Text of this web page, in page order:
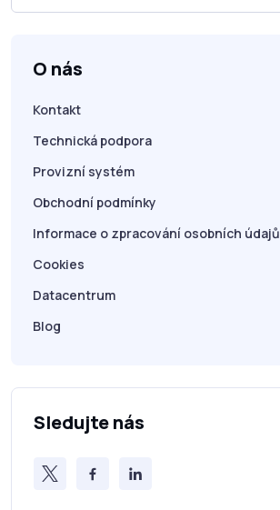
O nás
Kontakt
Technická podpora
Provizní systém
Obchodní podmínky
Informace o zpracování osobních údajů
Cookies
Datacentrum
Blog
Sledujte nás